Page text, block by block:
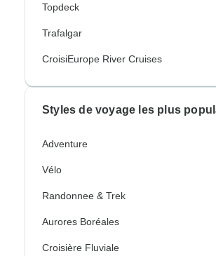
Topdeck
Trafalgar
CroisiEurope River Cruises
Styles de voyage les plus
Adventure
Vélo
Randonnee & Trek
Aurores Boréales
Croisière Fluviale